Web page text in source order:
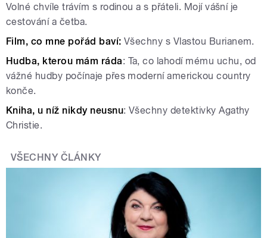
Volné chvíle trávím s rodinou a s přáteli. Mojí vášní je
cestování a četba.
Film, co mne pořád baví: Všechny s Vlastou Burianem.
Hudba, kterou mám ráda: Ta, co lahodí mému uchu, od
vážné hudby počínaje přes moderní americkou country
konče.
Kniha, u níž nikdy neusnu: Všechny detektivky Agathy
Christie.
VŠECHNY ČLÁNKY